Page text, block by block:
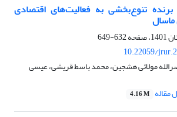
تنوع‌بخشی به فعالیت‌های اقتصادی
632-649
10.22059/
مولائی هشجین، محمد باسط قریشی، عیسی
مقاله 4.16 M